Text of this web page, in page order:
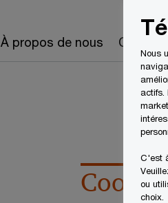
À propos de nous Carrières
Nous
actifs.
C'est
ou
choix.